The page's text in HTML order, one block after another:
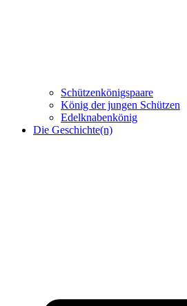
Schützenkönigspaare
König der jungen Schützen
Edelknabenkönig
Die Geschichte(n)